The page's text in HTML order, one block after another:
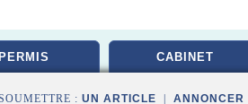
PERMIS CABINET
: UN ARTICLE ANNONCER